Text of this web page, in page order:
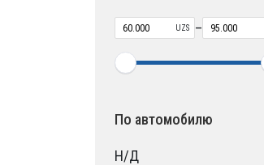
UZS –
По автомобилю
Н/Д